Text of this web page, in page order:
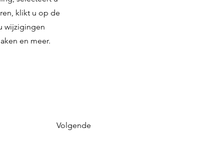
klikt u op de
wijzigingen
en meer.
Volgende